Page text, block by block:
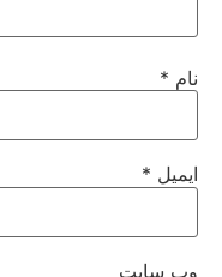
نام *
ایمیل *
وب‌ سایت